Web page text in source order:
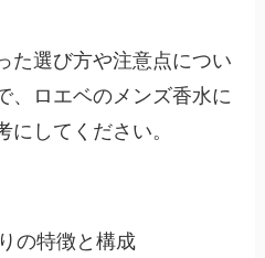
た選び方や注意点につい
、ロエベのメンズ香水に
にしてください。
の特徴と構成